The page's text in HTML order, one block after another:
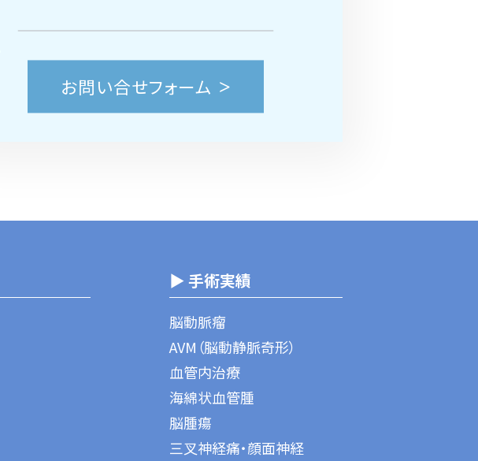
お問い合せフォーム
▶ 手術実績
脳動脈瘤
AVM（脳動静脈奇形）
血管内治療
海綿状血管腫
脳腫瘍
三叉神経痛・顔面神経